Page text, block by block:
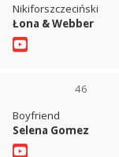
Nikiforszczeciński
Łona & Webber
46
Boyfriend
Selena Gomez